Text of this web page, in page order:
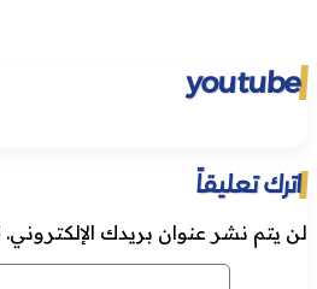
youtube
اترك تعليقاً
لن يتم نشر عنوان بريدك الإلكتروني.